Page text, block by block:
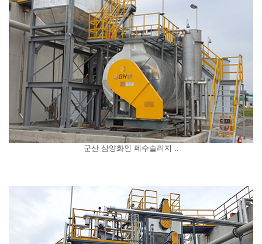
군산 삼양화인 폐수슬러지 ..